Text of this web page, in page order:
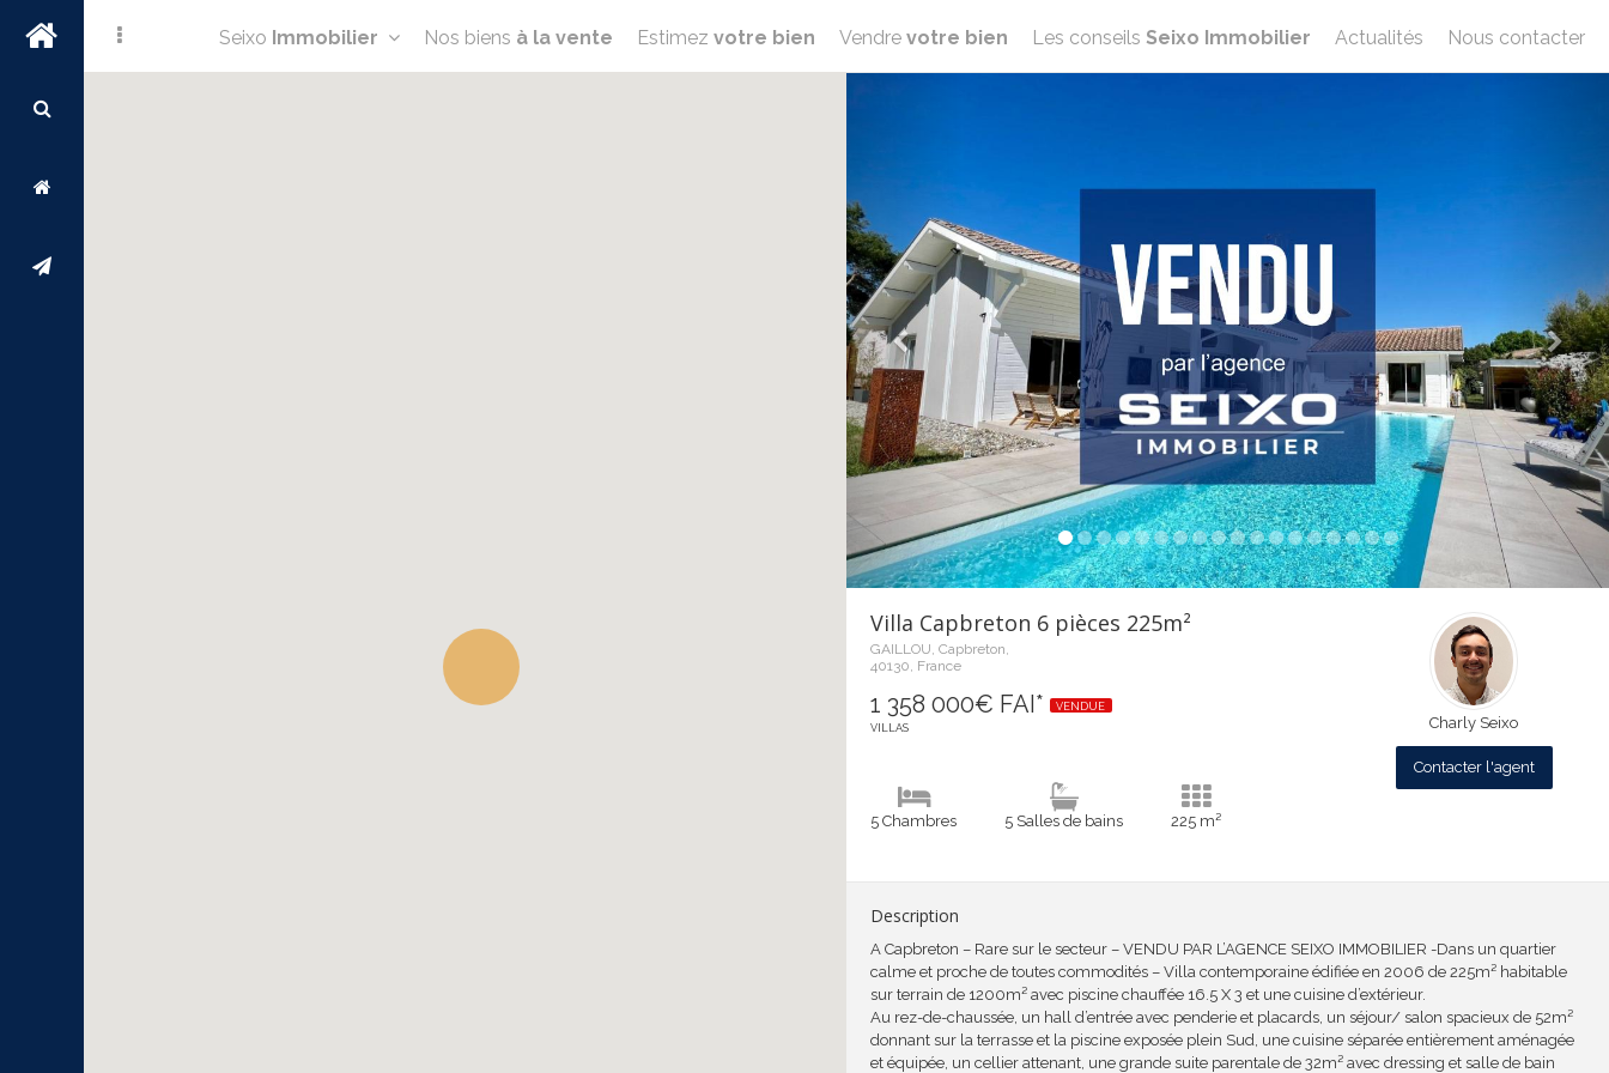
Seixo Immobilier Nos biens à la vente Estimez votre bien Vendre votre bien Les conseils Seixo Immobilier Actualités Nous contacter
Villa Capbreton 6 pièces 225m²
GAILLOU, Capbreton,
40130, France
1 358 000€ FAI*
VENDUE
VILLAS
5 Chambres 5 Salles de bains 225 m²
Charly Seixo
Contacter l'agent
Description
A Capbreton – Rare sur le secteur – VENDU PAR L’AGENCE SEIXO IMMOBILIER -Dans un quartier
calme et proche de toutes commodités – Villa contemporaine édifiée en 2006 de 225m² habitable
sur terrain de 1200m² avec piscine chauffée 16.5 X 3 et une cuisine d’extérieur.
Au rez-de-chaussée, un hall d’entrée avec penderie et placards, un séjour/ salon spacieux de 52m²
donnant sur la terrasse et la piscine exposée plein Sud, une cuisine séparée entièrement aménagée
et équipée, un cellier attenant, une grande suite parentale de 32m² avec dressing et salle de bain